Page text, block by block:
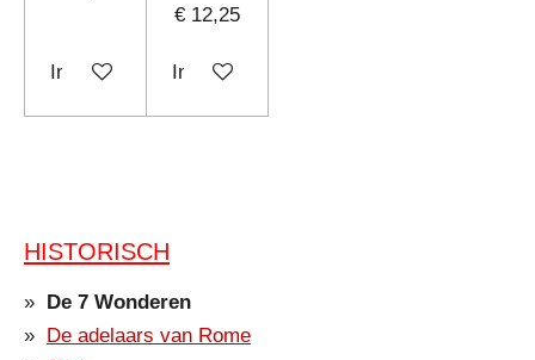
In winkelwagen
€ 12,25
In winkelwagen
HISTORISCH
De 7 Wonderen
De adelaars van Rome